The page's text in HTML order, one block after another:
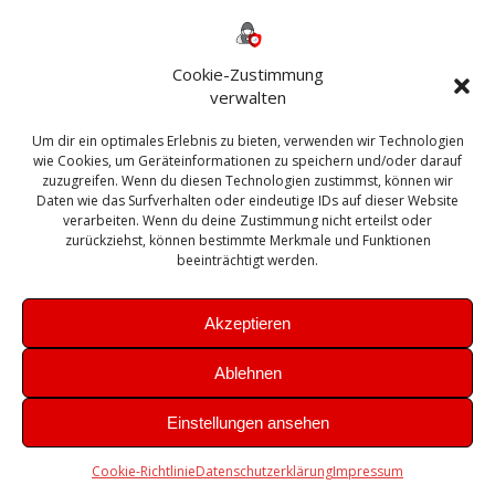
Cookie-Zustimmung
verwalten
Um dir ein optimales Erlebnis zu bieten, verwenden wir Technologien
wie Cookies, um Geräteinformationen zu speichern und/oder darauf
zuzugreifen. Wenn du diesen Technologien zustimmst, können wir
Daten wie das Surfverhalten oder eindeutige IDs auf dieser Website
verarbeiten. Wenn du deine Zustimmung nicht erteilst oder
zurückziehst, können bestimmte Merkmale und Funktionen
beeinträchtigt werden.
Akzeptieren
Ablehnen
Einstellungen ansehen
Cookie-RichtlinieDatenschutzerklärungImpressum
Bautagebuch
Exchange firewall Fritzbox
Microsoft
Sanierung SBS Security Server Sicherheit
Sicherung SIEM Sophos SSL Ubuntu
Update Upgrade UTM VCenter VCSA Veeam
VMWare VPN WAZUH Windows
Zertifikat
Theme